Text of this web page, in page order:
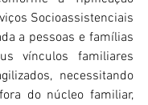
Socioassistenciais
a pessoas e famílias
vínculos familiares
necessitando
do núcleo familiar,